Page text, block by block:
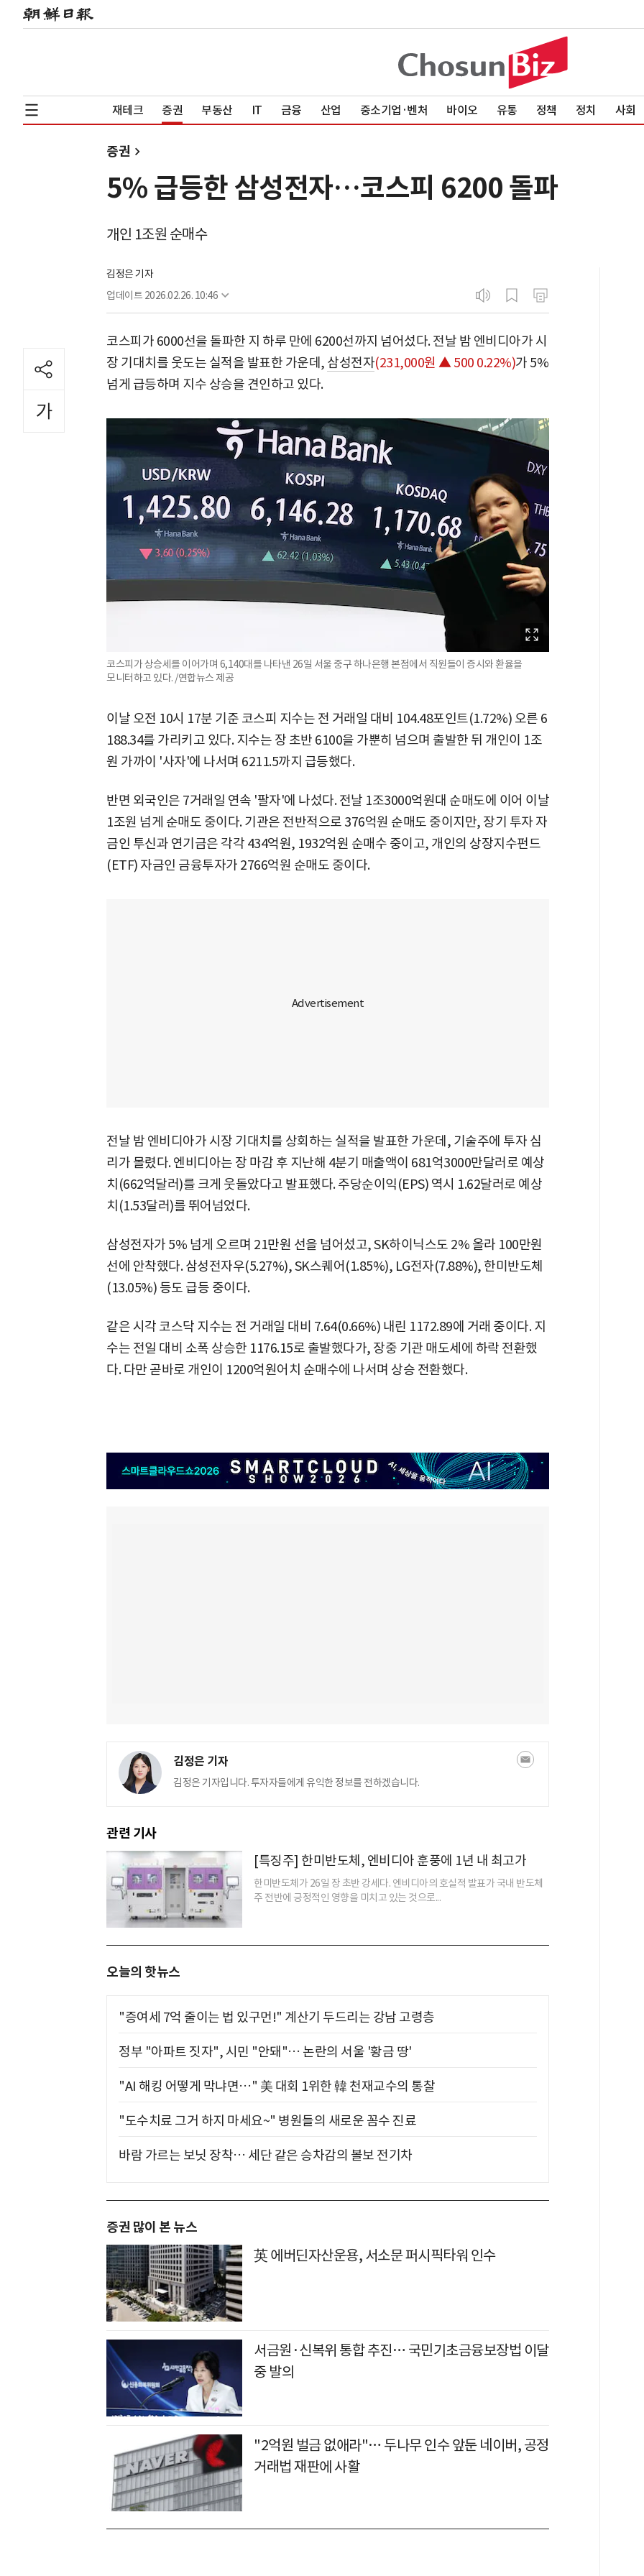
재테크 증권 부동산 IT 금융 산업 중소기업·벤처 바이오 유통 정책 정치 사회
증권
5% 급등한 삼성전자…코스피 6200 돌파
개인 1조원 순매수
김정은 기자
업데이트 2026.02.26. 10:46
코스피가 6000선을 돌파한 지 하루 만에 6200선까지 넘어섰다. 전날 밤 엔비디아가 시
장 기대치를 웃도는 실적을 발표한 가운데, 삼성전자(231,000원 ▲ 500 0.22%)가 5%
넘게 급등하며 지수 상승을 견인하고 있다.
코스피가 상승세를 이어가며 6,140대를 나타낸 26일 서울 중구 하나은행 본점에서 직원들이 증시와 환율을
모니터하고 있다. /연합뉴스 제공
이날 오전 10시 17분 기준 코스피 지수는 전 거래일 대비 104.48포인트(1.72%) 오른 6
188.34를 가리키고 있다. 지수는 장 초반 6100을 가뿐히 넘으며 출발한 뒤 개인이 1조
원 가까이 '사자'에 나서며 6211.5까지 급등했다.
반면 외국인은 7거래일 연속 '팔자'에 나섰다. 전날 1조3000억원대 순매도에 이어 이날
1조원 넘게 순매도 중이다. 기관은 전반적으로 376억원 순매도 중이지만, 장기 투자 자
금인 투신과 연기금은 각각 434억원, 1932억원 순매수 중이고, 개인의 상장지수펀드
(ETF) 자금인 금융투자가 2766억원 순매도 중이다.
전날 밤 엔비디아가 시장 기대치를 상회하는 실적을 발표한 가운데, 기술주에 투자 심
리가 몰렸다. 엔비디아는 장 마감 후 지난해 4분기 매출액이 681억3000만달러로 예상
치(662억달러)를 크게 웃돌았다고 발표했다. 주당순이익(EPS) 역시 1.62달러로 예상
치(1.53달러)를 뛰어넘었다.
삼성전자가 5% 넘게 오르며 21만원 선을 넘어섰고, SK하이닉스도 2% 올라 100만원
선에 안착했다. 삼성전자우(5.27%), SK스퀘어(1.85%), LG전자(7.88%), 한미반도체
(13.05%) 등도 급등 중이다.
같은 시각 코스닥 지수는 전 거래일 대비 7.64(0.66%) 내린 1172.89에 거래 중이다. 지
수는 전일 대비 소폭 상승한 1176.15로 출발했다가, 장중 기관 매도세에 하락 전환했
다. 다만 곧바로 개인이 1200억원어치 순매수에 나서며 상승 전환했다.
김정은 기자
김정은 기자입니다. 투자자들에게 유익한 정보를 전하겠습니다.
관련 기사
[특징주] 한미반도체, 엔비디아 훈풍에 1년 내 최고가
한미반도체가 26일 장 초반 강세다. 엔비디아의 호실적 발표가 국내 반도체
주 전반에 긍정적인 영향을 미치고 있는 것으로...
오늘의 핫뉴스
"증여세 7억 줄이는 법 있구먼!" 계산기 두드리는 강남 고령층
정부 "아파트 짓자", 시민 "안돼"… 논란의 서울 '황금 땅'
"AI 해킹 어떻게 막냐면…" 美 대회 1위한 韓 천재교수의 통찰
"도수치료 그거 하지 마세요~" 병원들의 새로운 꼼수 진료
바람 가르는 보닛 장착… 세단 같은 승차감의 볼보 전기차
증권 많이 본 뉴스
英 에버딘자산운용, 서소문 퍼시픽타워 인수
서금원·신복위 통합 추진… 국민기초금융보장법 이달
중 발의
"2억원 벌금 없애라"… 두나무 인수 앞둔 네이버, 공정
거래법 재판에 사활